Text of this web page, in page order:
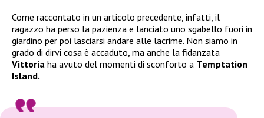
Come raccontato in un articolo precedente, infatti, il
ragazzo ha perso la pazienza e lanciato uno sgabello fuori in
giardino per poi lasciarsi andare alle lacrime. Non siamo in
grado di dirvi cosa è accaduto, ma anche la fidanzata
Vittoria ha avuto del momenti di sconforto a Temptation
Island.